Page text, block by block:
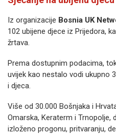
Iz organizacije Bosnia UK
102 ubijene djece iz Prijedora,
žrtava.
Prema dostupnim podacima,
uvijek kao nestalo vodi ukupno
i djeca.
Više od 30.000 Bošnjaka i
Omarska, Keraterm i Trnopolje,
izloženo progonu, pritvaranju,